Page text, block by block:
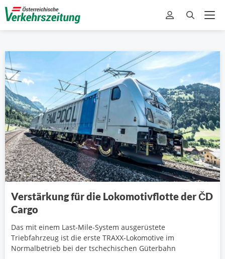
Verstärkung für die Lokomotivflotte der ČD
Cargo
Das mit einem Last-Mile-System ausgerüstete
Triebfahrzeug ist die erste TRAXX-Lokomotive im
Normalbetrieb bei der tschechischen Güterbahn